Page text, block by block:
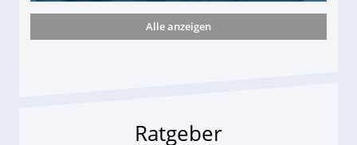
darf Geld behalten!
Alle anzeigen
Ratgeber